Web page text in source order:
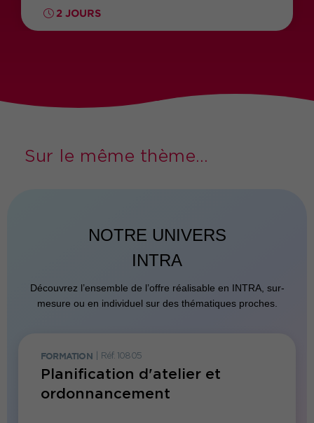
2 JOURS
Sur le même thème...
NOTRE UNIVERS
INTRA
Découvrez l’ensemble de l’offre réalisable en INTRA, sur-
mesure ou en individuel sur des thématiques proches.
FORMATION Réf. 10805
Planification d'atelier et
ordonnancement